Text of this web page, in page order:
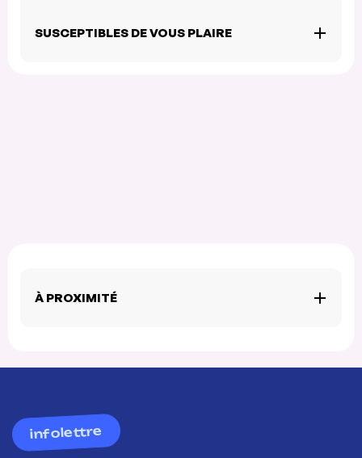
SUSCEPTIBLES DE VOUS PLAIRE
À PROXIMITÉ
infolettre